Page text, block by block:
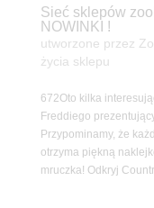
Sieć sklepów
NOWINKI !
utworzone przez
życia sklepu
672Oto kilka
Freddiego
Przypominamy, że
otrzyma piękną
mruczka! Odkryj